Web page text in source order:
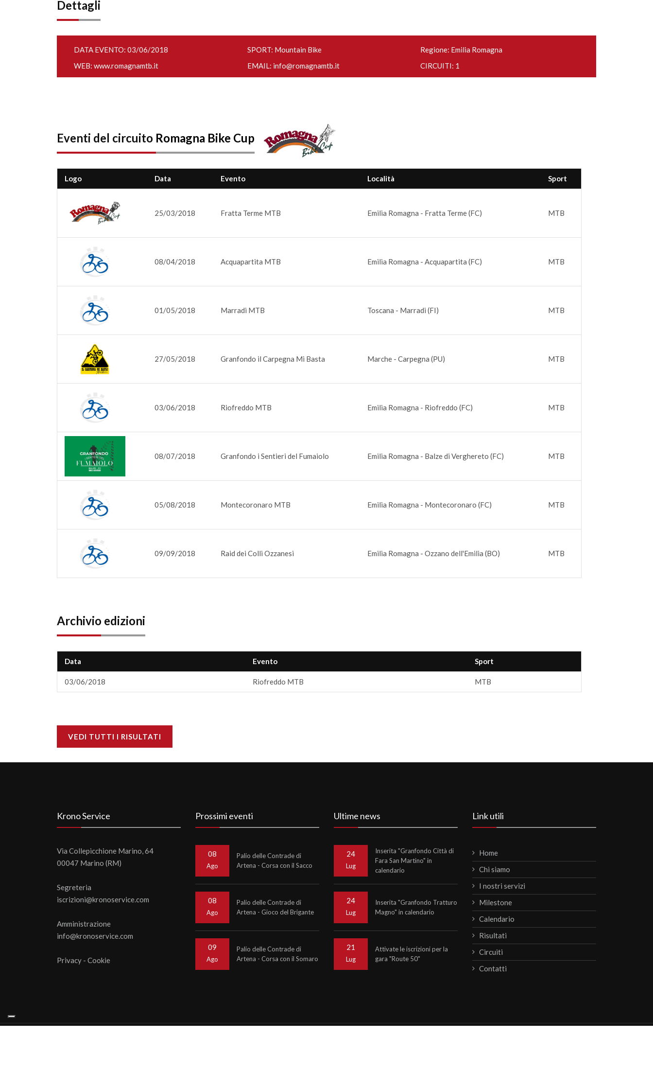
Dettagli
DATA EVENTO: 03/06/2018 SPORT: Mountain Bike
Regione: Emilia Romagna
WEB: www.romagnamtb.it EMAIL: info@romagnamtb.it CIRCUITI: 1
Eventi del circuito Romagna Bike Cup
Logo Data Evento Località Sport
25/03/2018 Fratta Terme MTB Emilia Romagna - Fratta Terme (FC) MTB
08/04/2018 Acquapartita MTB Emilia Romagna - Acquapartita (FC) MTB
01/05/2018 Marradi MTB Toscana - Marradi (FI) MTB
27/05/2018 Granfondo il Carpegna Mi Basta Marche - Carpegna (PU) MTB
03/06/2018 Riofreddo MTB Emilia Romagna - Riofreddo (FC) MTB
08/07/2018 Granfondo i Sentieri del Fumaiolo Emilia Romagna - Balze di Verghereto (FC) MTB
05/08/2018 Montecoronaro MTB Emilia Romagna - Montecoronaro (FC) MTB
09/09/2018 Raid dei Colli Ozzanesi Emilia Romagna - Ozzano dell'Emilia (BO) MTB
Archivio edizioni
Data Evento Sport
03/06/2018 Riofreddo MTB MTB
VEDI TUTTI I RISULTATI
Krono Service
Via Collepicchione Marino, 64
00047 Marino (RM)
Segreteria
iscrizioni@kronoservice.com
Amministrazione
info@kronoservice.com
Privacy - Cookie
Prossimi eventi
08
Ago
Palio delle Contrade di
Artena - Corsa con il Sacco
08
Ago
Palio delle Contrade di
Artena - Gioco del Brigante
09
Ago
Palio delle Contrade di
Artena - Corsa con il Somaro
Ultime news
24
Lug
Inserita "Granfondo Città di
Fara San Martino" in
calendario
24
Lug
Inserita "Granfondo Tratturo
Magno" in calendario
21
Lug
Attivate le iscrizioni per la
gara "Route 50"
Link utili
Home
Chi siamo
I nostri servizi
Milestone
Calendario
Risultati
Circuiti
Contatti